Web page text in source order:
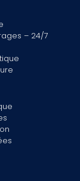
– 24/7